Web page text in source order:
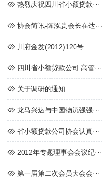
热烈庆祝四川省小额贷款···
协会简讯-陈泓贵会长在达···
川府金发(2012)120号
四川省小额贷款公司 高管···
关于调研的通知
龙马兴达与中国物流强强···
省小额贷款公司协会认真···
2012年专题理事会会议纪···
第一届第二次会员大会会···